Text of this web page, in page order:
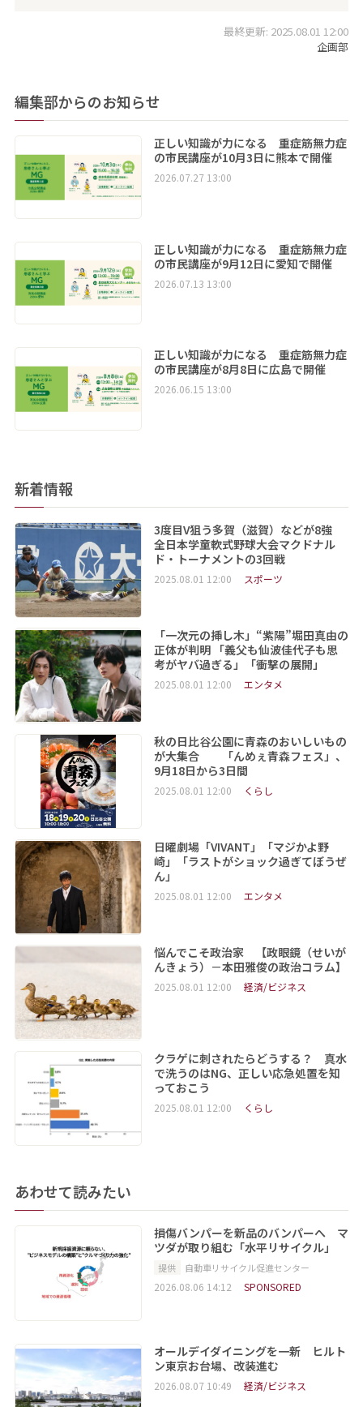
最終更新: 2025.08.01 12:00
企画部
編集部からのお知らせ
正しい知識が力になる 重症筋無力症
の市民講座が10月3日に熊本で開催
2026.07.27 13:00
正しい知識が力になる 重症筋無力症
の市民講座が9月12日に愛知で開催
2026.07.13 13:00
正しい知識が力になる 重症筋無力症
の市民講座が8月8日に広島で開催
2026.06.15 13:00
新着情報
3度目V狙う多賀（滋賀）などが8強
全日本学童軟式野球大会マクドナル
ド・トーナメントの3回戦
2025.08.01 12:00 スポーツ
「一次元の挿し木」“紫陽”堀田真由の
正体が判明 「義父も仙波佳代子も思
考がヤバ過ぎる」「衝撃の展開」
2025.08.01 12:00 エンタメ
秋の日比谷公園に青森のおいしいもの
が大集合 「んめぇ青森フェス」、
9月18日から3日間
2025.08.01 12:00 くらし
日曜劇場「VIVANT」「マジかよ野
崎」「ラストがショック過ぎてぼうぜ
ん」
2025.08.01 12:00 エンタメ
悩んでこそ政治家 【政眼鏡（せいが
んきょう）－本田雅俊の政治コラム】
2025.08.01 12:00 経済/ビジネス
クラゲに刺されたらどうする？ 真水
で洗うのはNG、正しい応急処置を知
っておこう
2025.08.01 12:00 くらし
あわせて読みたい
損傷バンパーを新品のバンパーへ マ
ツダが取り組む「水平リサイクル」
提供 自動車リサイクル促進センター
2026.08.06 14:12 SPONSORED
オールデイダイニングを一新 ヒルト
ン東京お台場、改装進む
2026.08.07 10:49 経済/ビジネス